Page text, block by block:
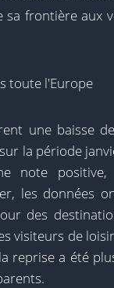
frontière aux
toute l'Europe
une baisse
la période
note
les données
des
visiteurs de
reprise a été